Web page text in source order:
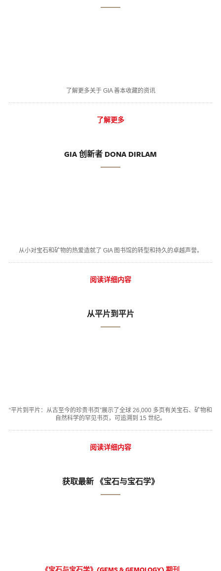
了解更多关于 GIA 善本收藏的资讯
了解更多
GIA 创新者 DONA DIRLAM
从小对宝石和矿物的热爱造就了 GIA 图书馆的转型和持久的卓越声誉。
阅读详细内容
从平片到平片
“平片到平片：从古至今的珍贵书页”展示了全球 26,000 多页有关宝石、矿物和
自然科学的罕见书页，可追溯到 15 世纪。
阅读详细内容
获取最新 《宝石与宝石学》